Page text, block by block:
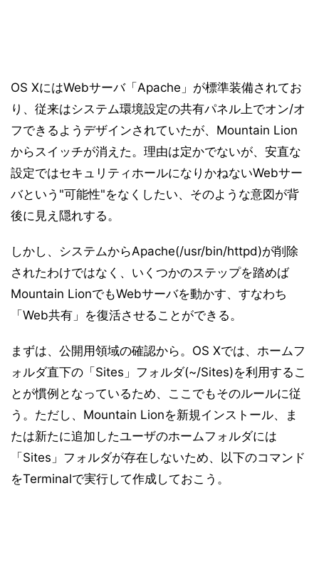
OS XにはWebサーバ「Apache」が標準装備されてお
り、従来はシステム環境設定の共有パネル上でオン/オ
フできるようデザインされていたが、Mountain Lion
からスイッチが消えた。理由は定かでないが、安直な
設定ではセキュリティホールになりかねないWebサー
バという"可能性"をなくしたい、そのような意図が背
後に見え隠れする。
しかし、システムからApache(/usr/bin/httpd)が削除
されたわけではなく、いくつかのステップを踏めば
Mountain LionでもWebサーバを動かす、すなわち
「Web共有」を復活させることができる。
まずは、公開用領域の確認から。OS Xでは、ホームフ
ォルダ直下の「Sites」フォルダ(~/Sites)を利用するこ
とが慣例となっているため、ここでもそのルールに従
う。ただし、Mountain Lionを新規インストール、ま
たは新たに追加したユーザのホームフォルダには
「Sites」フォルダが存在しないため、以下のコマンド
をTerminalで実行して作成しておこう。